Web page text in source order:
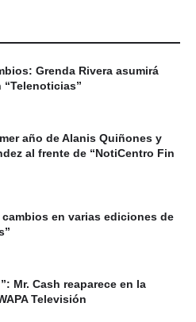
Grenda Rivera asumirá
“Telenoticias”
año de Alanis Quiñones y
al frente de “NotiCentro Fin
cambios en varias ediciones de
Mr. Cash reaparece en la
Televisión